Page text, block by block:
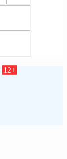
12+